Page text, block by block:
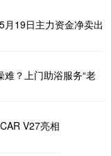
19日主力资金净卖出
？上门助浴服务“老
V27亮相